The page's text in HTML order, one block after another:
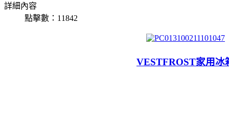
詳細內容
點擊數：11842
VESTFROST家用冰